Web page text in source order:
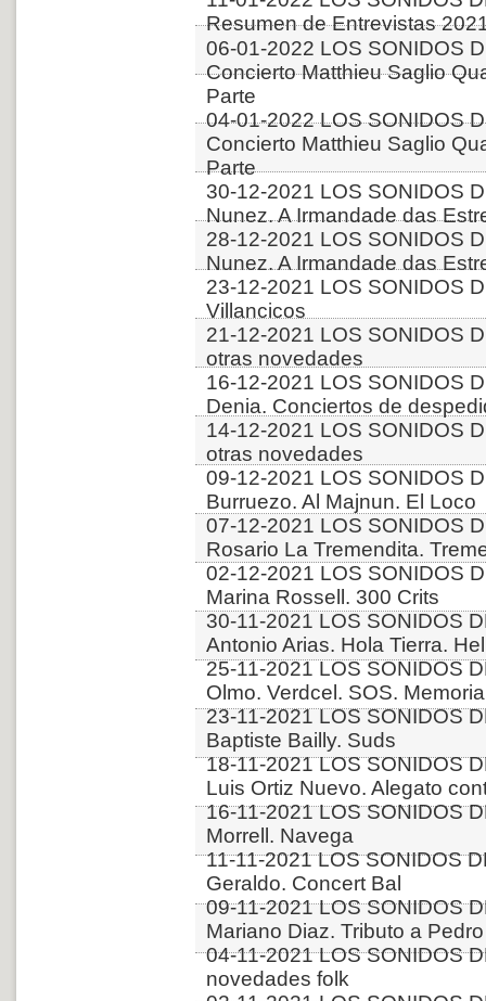
Resumen de Entrevistas
06-01-2022 LOS SONIDOS
Concierto Matthieu Saglio
Parte
04-01-2022 LOS SONIDOS
Concierto Matthieu Saglio
Parte
30-12-2021 LOS SONIDOS
Nunez. A Irmandade das
28-12-2021 LOS SONIDOS
Nunez. A Irmandade das
23-12-2021 LOS SONIDOS
Villancicos
21-12-2021 LOS SONIDOS
otras novedades
16-12-2021 LOS SONIDOS
Denia. Conciertos de
14-12-2021 LOS SONIDOS
otras novedades
09-12-2021 LOS SONIDOS
Burruezo. Al Majnun. El Loco
07-12-2021 LOS SONIDOS
Rosario La Tremendita.
02-12-2021 LOS SONIDOS
Marina Rossell. 300 Crits
30-11-2021 LOS SONIDOS
Antonio Arias. Hola Tierra.
25-11-2021 LOS SONIDOS
Olmo. Verdcel. SOS.
23-11-2021 LOS SONIDOS
Baptiste Bailly. Suds
18-11-2021 LOS SONIDOS
Luis Ortiz Nuevo. Alegato
16-11-2021 LOS SONIDOS
Morrell. Navega
11-11-2021 LOS SONIDOS
Geraldo. Concert Bal
09-11-2021 LOS SONIDOS
Mariano Diaz. Tributo a
04-11-2021 LOS SONIDOS
novedades folk